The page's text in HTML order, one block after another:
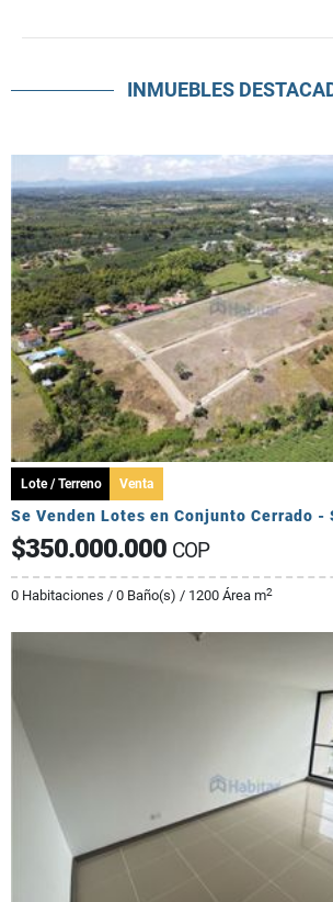
INMUEBLES
Lote / Terreno Venta
$350.000.000 COP
0 Habitaciones / 0 Baño(s) / 1200 Área m2